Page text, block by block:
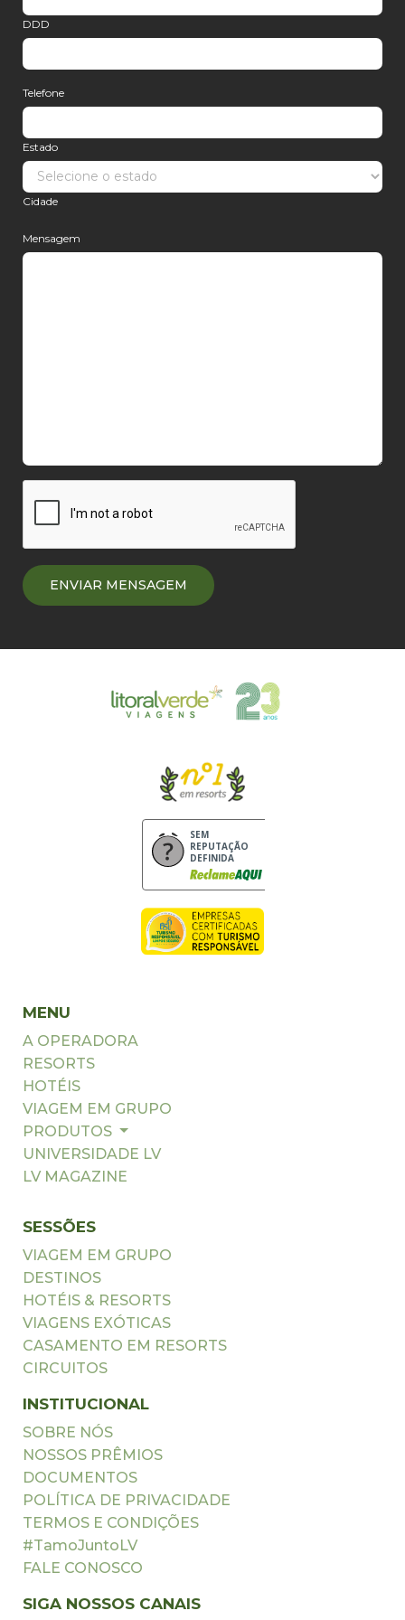
DDD
Telefone
Estado
Cidade
Mensagem
SEM
REPUTAÇÃO
DEFINIDA
MENU
A OPERADORA
RESORTS
HOTÉIS
VIAGEM EM GRUPO
PRODUTOS
UNIVERSIDADE LV
LV MAGAZINE
SESSÕES
VIAGEM EM GRUPO
DESTINOS
HOTÉIS & RESORTS
VIAGENS EXÓTICAS
CASAMENTO EM RESORTS
CIRCUITOS
INSTITUCIONAL
SOBRE NÓS
NOSSOS PRÊMIOS
DOCUMENTOS
POLÍTICA DE PRIVACIDADE
TERMOS E CONDIÇÕES
#TamoJuntoLV
FALE CONOSCO
SIGA NOSSOS CANAIS